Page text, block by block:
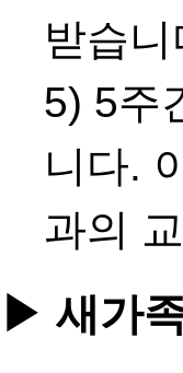
받습니
5) 5주
니다.
과의
▶ 새가